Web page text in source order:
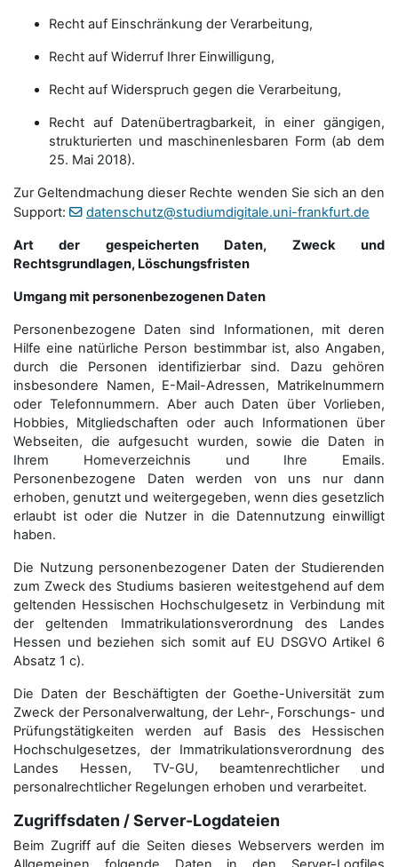
Recht auf Einschränkung der Verarbeitung,
Recht auf Widerruf Ihrer Einwilligung,
Recht auf Widerspruch gegen die Verarbeitung,
Recht auf Datenübertragbarkeit, in einer gängigen,
strukturierten und maschinenlesbaren Form (ab dem
25. Mai 2018).
Zur Geltendmachung dieser Rechte wenden Sie sich an den
Support:
datenschutz@studiumdigitale.uni-frankfurt.de
Art der gespeicherten Daten, Zweck und
Rechtsgrundlagen, Löschungsfristen
Umgang mit personenbezogenen Daten
Personenbezogene Daten sind Informationen, mit deren
Hilfe eine natürliche Person bestimmbar ist, also Angaben,
durch die Personen identifizierbar sind. Dazu gehören
insbesondere Namen, E-Mail-Adressen, Matrikelnummern
oder Telefonnummern. Aber auch Daten über Vorlieben,
Hobbies, Mitgliedschaften oder auch Informationen über
Webseiten, die aufgesucht wurden, sowie die Daten in
Ihrem Homeverzeichnis und Ihre Emails.
Personenbezogene Daten werden von uns nur dann
erhoben, genutzt und weitergegeben, wenn dies gesetzlich
erlaubt ist oder die Nutzer in die Datennutzung einwilligt
haben.
Die Nutzung personenbezogener Daten der Studierenden
zum Zweck des Studiums basieren weitestgehend auf dem
geltenden Hessischen Hochschulgesetz in Verbindung mit
der geltenden Immatrikulationsverordnung des Landes
Hessen und beziehen sich somit auf EU DSGVO Artikel 6
Absatz 1 c).
Die Daten der Beschäftigten der Goethe-Universität zum
Zweck der Personal­verwaltung, der Lehr-, Forschungs- und
Prüfungstätigkeiten werden auf Basis des Hessischen
Hochschulgesetzes, der Immatrikulations­verordnung des
Landes Hessen, TV-GU, beamtenrechtlicher und
personalrechtlicher Regelungen erhoben und verarbeitet.
Zugriffsdaten / Server-Logdateien
Beim Zugriff auf die Seiten dieses Webservers werden im